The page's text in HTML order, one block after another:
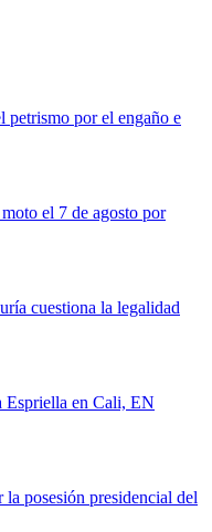
petrismo por el engaño e
el 7 de agosto por
cuestiona la legalidad
Espriella en Cali, EN
posesión presidencial del